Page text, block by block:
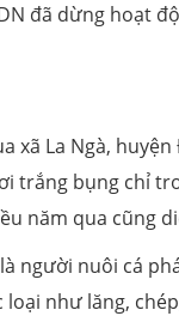
đã dừng hoạt
xã La Ngà,
trắng bụng chỉ
năm qua
người nuôi cá
như lăng,